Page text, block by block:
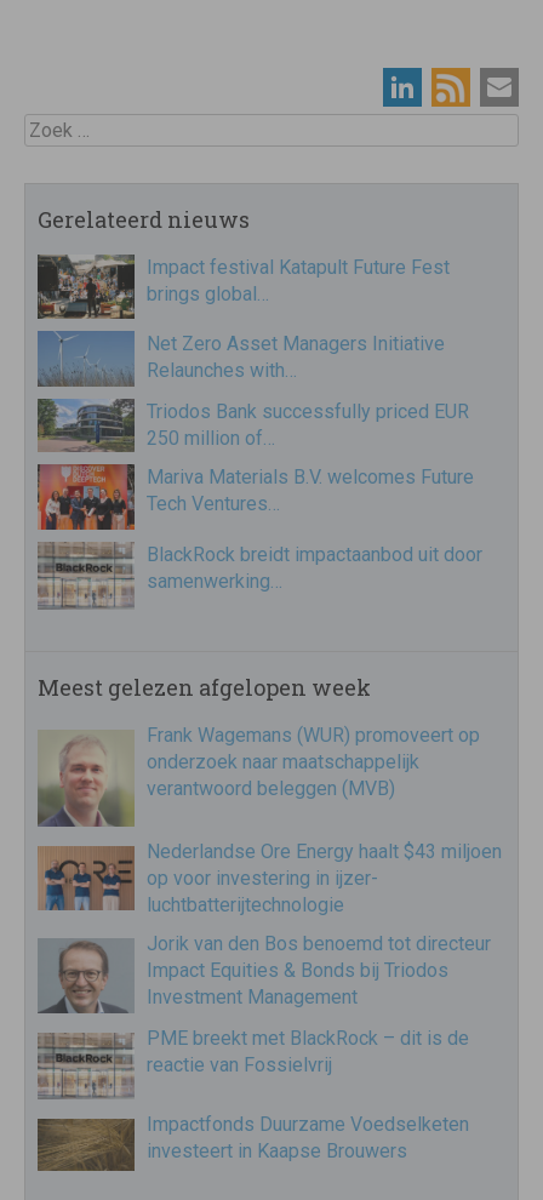
Zoek
Gerelateerd nieuws
Impact festival Katapult Future Fest
brings global…
Net Zero Asset Managers Initiative
Relaunches with…
Triodos Bank successfully priced EUR
250 million of…
Mariva Materials B.V. welcomes Future
Tech Ventures…
BlackRock breidt impactaanbod uit door
samenwerking…
Meest gelezen afgelopen week
Frank Wagemans (WUR) promoveert op
onderzoek naar maatschappelijk
verantwoord beleggen (MVB)
Nederlandse Ore Energy haalt $43 miljoen
op voor investering in ijzer-
luchtbatterijtechnologie
Jorik van den Bos benoemd tot directeur
Impact Equities & Bonds bij Triodos
Investment Management
PME breekt met BlackRock – dit is de
reactie van Fossielvrij
Impactfonds Duurzame Voedselketen
investeert in Kaapse Brouwers